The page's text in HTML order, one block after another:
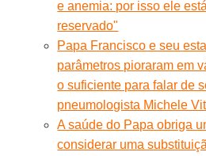
e anemia: por isso ele
reservado"
Papa Francisco e seu
parâmetros pioraram em
o suficiente para falar de
pneumologista Michele
A saúde do Papa obriga
considerar uma